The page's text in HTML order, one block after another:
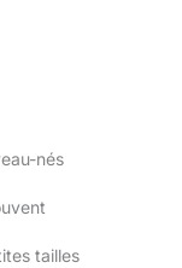
nés
tailles